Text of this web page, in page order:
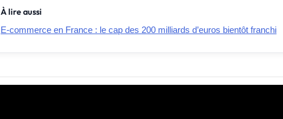
À lire aussi
E-commerce en France : le cap des 200 milliards d’euros bientôt franchi